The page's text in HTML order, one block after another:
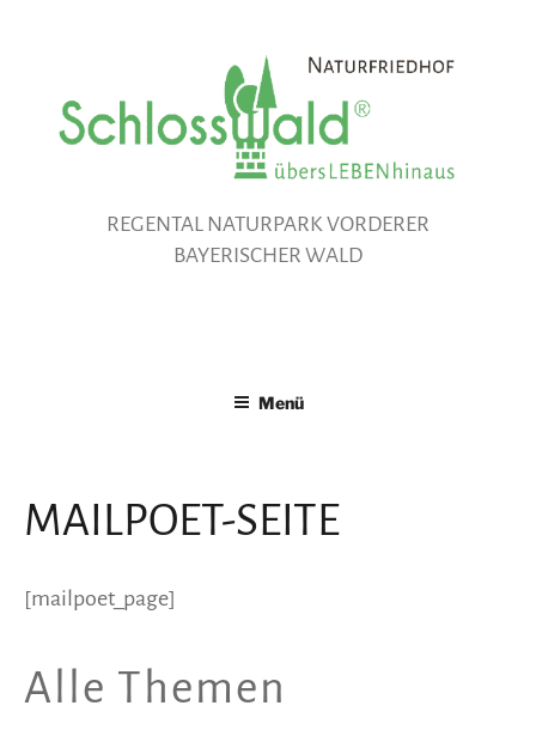
REGENTAL NATURPARK VORDERER
BAYERISCHER WALD
Menü
MAILPOET-SEITE
[mailpoet_page]
Alle Themen